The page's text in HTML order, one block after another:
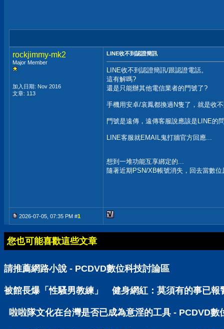
rockjimmy-mk2
Major Member
加入日期: Nov 2016
文章: 113
LINE收不到認證簡訊
LINE收不到認證簡訊/跟認證電話。
這有解嗎?
還是只能辦其他電信業者的門號了?
手機用安卓/哀鳳都換過N隻了，就是收
門號是遠傳，遠傳客服說應該是LINE的
LINE客服就EMAIL鬼打牆官方回應...
想到一堆功能互享綁定的...
隨著近期PSN/XB帳號消失，回去當數位
2026-07-05, 07:35 PM #1
您也可能喜歡這些文章
請推薦網路小說 - PCDVD數位科技討論區
被館長爆「性騷男教練」 健身網紅：莫須有的事已報
啦啦隊文化在台灣是否已成為意淫的工具 - PCDVD數